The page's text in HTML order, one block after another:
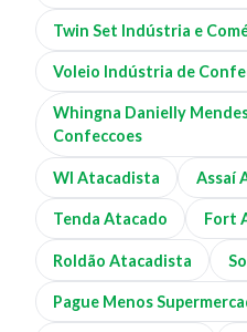
Twin Set Indústria e
Voleio Indústria de
Whingna Danielly
Confeccoes
Wl Atacadista Assaí
Tenda Atacado Fort
Roldão Atacadista
Pague Menos